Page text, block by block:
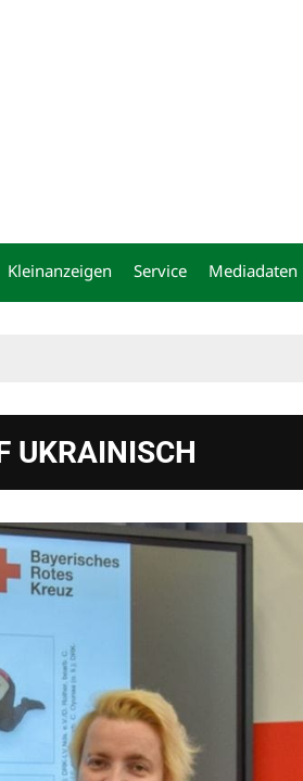
Kleinanzeigen Service Mediadaten
UKRAINISCH